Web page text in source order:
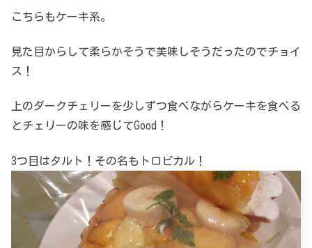
こちらもケーキ系。
見た目からして柔らかそうで美味しそうだったのでチョイ
ス！
上のダークチェリーを少しずつ食べながらケーキを食べる
とチェリーの味を感じてGood！
3つ目はタルト！その名もトロピカル！